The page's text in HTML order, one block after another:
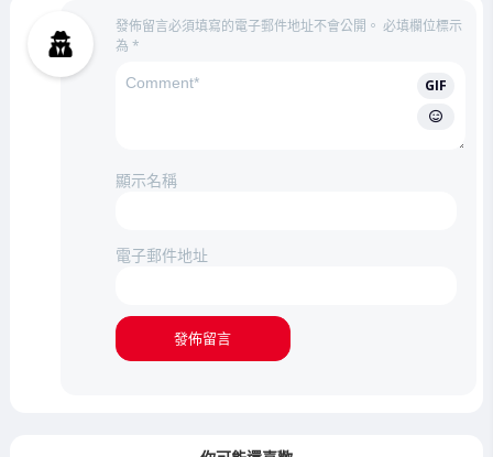
發佈留言必須填寫的電子郵件地址不會公開。 必填欄位標示
為 *
GIF
顯示名稱
電子郵件地址